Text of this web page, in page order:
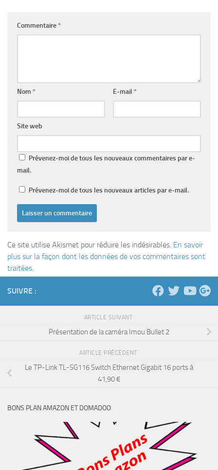
Commentaire*
Nom * E-mail *
Site web
Prévenez-moi de tous les nouveaux commentaires par e-
mail.
Prévenez-moi de tous les nouveaux articles par e-mail.
Ce site utilise Akismet pour réduire les indésirables. En savoir
plus sur la façon dont les données de vos commentaires sont
traitées.
SUIVRE :
ARTICLE SUIVANT
Présentation de la caméra Imou Bullet 2
ARTICLE PRÉCÉDENT
Le TP-Link TL-SG116 Switch Ethernet Gigabit 16 ports à
41,90 €
BONS PLAN AMAZON ET DOMADOO